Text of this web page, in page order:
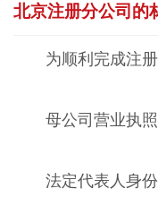
北京注册分公司的
为顺利完成注
母公司营业执
法定代表人身